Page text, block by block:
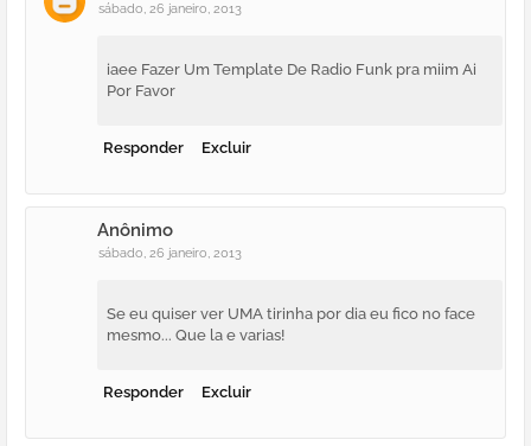
sábado, 26 janeiro, 2013
iaee Fazer Um Template De Radio Funk pra miim Ai
Por Favor
Responder Excluir
Anônimo
sábado, 26 janeiro, 2013
Se eu quiser ver UMA tirinha por dia eu fico no face
mesmo... Que la e varias!
Responder Excluir